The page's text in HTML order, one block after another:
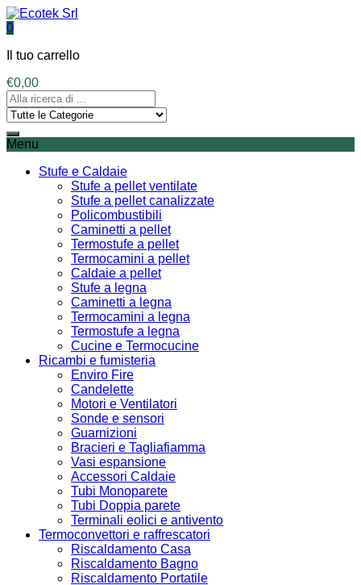
0
Il tuo carrello
€0,00
Menu
Stufe e Caldaie
Stufe a pellet ventilate
Stufe a pellet canalizzate
Policombustibili
Caminetti a pellet
Termostufe a pellet
Termocamini a pellet
Caldaie a pellet
Stufe a legna
Caminetti a legna
Termocamini a legna
Termostufe a legna
Cucine e Termocucine
Ricambi e fumisteria
Enviro Fire
Candelette
Motori e Ventilatori
Sonde e sensori
Guarnizioni
Bracieri e Tagliafiamma
Vasi espansione
Accessori Caldaie
Tubi Monoparete
Tubi Doppia parete
Terminali eolici e antivento
Termoconvettori e raffrescatori
Riscaldamento Casa
Riscaldamento Bagno
Riscaldamento Portatile